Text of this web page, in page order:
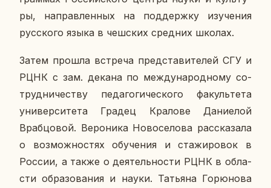
ры, на­прав­лен­ных на под­держ­ку изу­че­ния
рус­ско­го языка в чеш­ских сред­них школах.
Затем прошла встре­ча пред­ста­ви­те­лей СГУ и
РЦНК с зам. декана по меж­ду­на­род­но­му со­
труд­ни­че­ству пе­да­го­ги­че­ско­го фа­куль­те­та
уни­вер­си­те­та Градец Кра­ло­ве Да­ни­е­лой
Враб­цо­вой. Ве­ро­ни­ка Но­во­се­ло­ва рас­ска­за­ла
о воз­мож­но­стях обу­че­ния и ста­жи­ро­вок в
России, а также о де­я­тель­но­сти РЦНК в об­ла­
сти об­ра­зо­ва­ния и науки. Та­тья­на Го­рю­но­ва